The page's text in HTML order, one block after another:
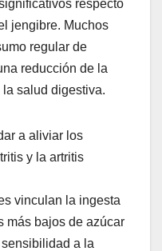
respecto
jengibre. Muchos
regular de
reducción de la
salud digestiva.
a aliviar los
y la artritis
vinculan la ingesta
más bajos de azúcar
a la